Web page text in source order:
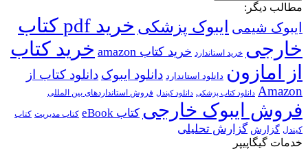
مطالب دیگر:
ایبوک شیمی ایبوک پزشکی
خرید pdf کتاب
خارجی خرید استاندارد خرید کتاب amazon
خرید کتاب
از امازون دانلود استاندارد دانلود ایبوک دانلود کتاب از
Amazon دانلود کتاب پزشکی دانلود کیندل فروش استانداردهای بین المللی
فروش ایبوک خارجی کتاب eBook کتاب مدیریت کتاب
کیندل گزارش گزارش تحلیلی
خدمات گیگاپیپر